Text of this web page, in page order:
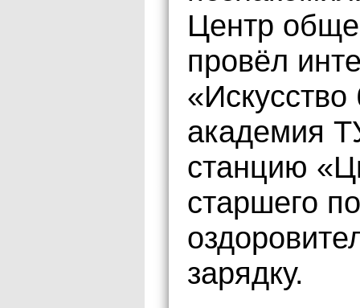
Центр
провёл
академия
станцию
старшего
зарядку.